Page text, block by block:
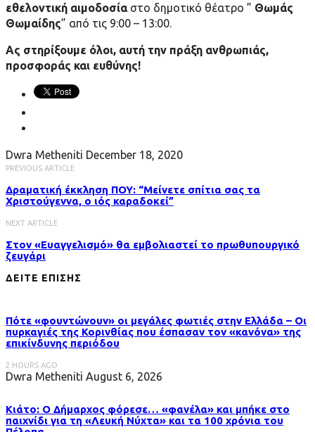
εθελοντική αιμοδοσίαστο δημοτικό θέατρο ” Θωμάς
Θωμαίδης” από τις 9:00 – 13:00.
Ας στηρίξουμε όλοι, αυτή την πράξη ανθρωπιάς,
προσφοράς και ευθύνης!
Dwra Metheniti December 18, 2020
PREVIOUS ARTICLE
Δραματική έκκληση ΠΟΥ: “Μείνετε σπίτια σας τα
Χριστούγεννα, ο ιός καραδοκεί”
NEXT ARTICLE
Στον «Ευαγγελισμό» θα εμβολιαστεί το πρωθυπουργικό
ζευγάρι
ΔΕΙΤΕ ΕΠΙΣΗΣ
Πότε «φουντώνουν» οι μεγάλες φωτιές στην Ελλάδα – Οι
πυρκαγιές της Κορινθίας που έσπασαν τον «κανόνα» της
επικίνδυνης περιόδου
2 HOURS AGO
Dwra Metheniti August 6, 2026
Κιάτο: Ο Δήμαρχος φόρεσε… «φανέλα» και μπήκε στο
παιχνίδι για τη «Λευκή Νύχτα» και τα 100 χρόνια του